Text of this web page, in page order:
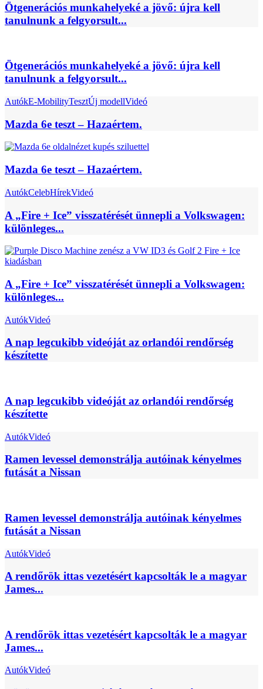
Ötgenerációs munkahelyeké a jövő: újra kell
tanulnunk a felgyorsult...
Ötgenerációs munkahelyeké a jövő: újra kell
tanulnunk a felgyorsult...
AutókE-MobilityTesztÚj modellVideó
Mazda 6e teszt – Hazaértem.
Mazda 6e teszt – Hazaértem.
AutókCelebHírekVideó
A „Fire + Ice” visszatérését ünnepli a Volkswagen:
különleges...
A „Fire + Ice” visszatérését ünnepli a Volkswagen:
különleges...
AutókVideó
A nap legcukibb videóját az orlandói rendőrség
készítette
A nap legcukibb videóját az orlandói rendőrség
készítette
AutókVideó
Ramen levessel demonstrálja autóinak kényelmes
futását a Nissan
Ramen levessel demonstrálja autóinak kényelmes
futását a Nissan
AutókVideó
A rendőrök ittas vezetésért kapcsolták le a magyar
James...
A rendőrök ittas vezetésért kapcsolták le a magyar
James...
AutókVideó